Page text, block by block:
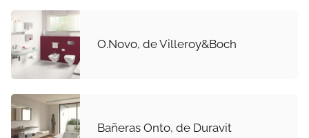
O.Novo, de Villeroy&Boch
Bañeras Onto, de Duravit